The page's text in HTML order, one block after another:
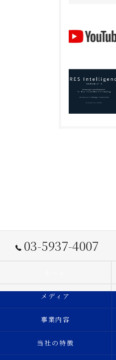
03-5937-4007
メディア
事業内容
当社の特徴